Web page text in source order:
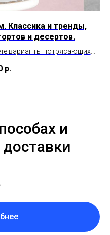
Классика и тренды,
и десертов.
варианты потрясающих
р.
и